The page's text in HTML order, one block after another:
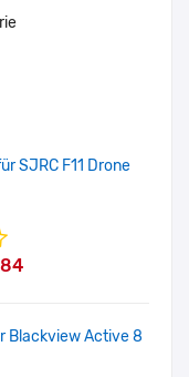
SJRC F11 Drone
Blackview Active 8